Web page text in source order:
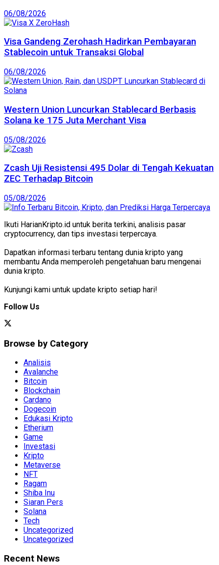
06/08/2026
Visa Gandeng Zerohash Hadirkan Pembayaran
Stablecoin untuk Transaksi Global
06/08/2026
Western Union Luncurkan Stablecard Berbasis
Solana ke 175 Juta Merchant Visa
05/08/2026
Zcash Uji Resistensi 495 Dolar di Tengah Kekuatan
ZEC Terhadap Bitcoin
05/08/2026
Ikuti HarianKripto.id untuk berita terkini, analisis pasar
cryptocurrency, dan tips investasi terpercaya.
Dapatkan informasi terbaru tentang dunia kripto yang
membantu Anda memperoleh pengetahuan baru mengenai
dunia kripto.
Kunjungi kami untuk update kripto setiap hari!
Follow Us
Browse by Category
Analisis
Avalanche
Bitcoin
Blockchain
Cardano
Dogecoin
Edukasi Kripto
Etherium
Game
Investasi
Kripto
Metaverse
NFT
Ragam
Shiba Inu
Siaran Pers
Solana
Tech
Uncategorized
Uncategorized
Recent News